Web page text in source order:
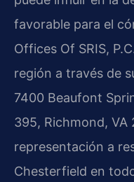
favorable para el
Offices Of SRIS,
región a través de
7400 Beaufont
395, Richmond,
representación a
Chesterfield en